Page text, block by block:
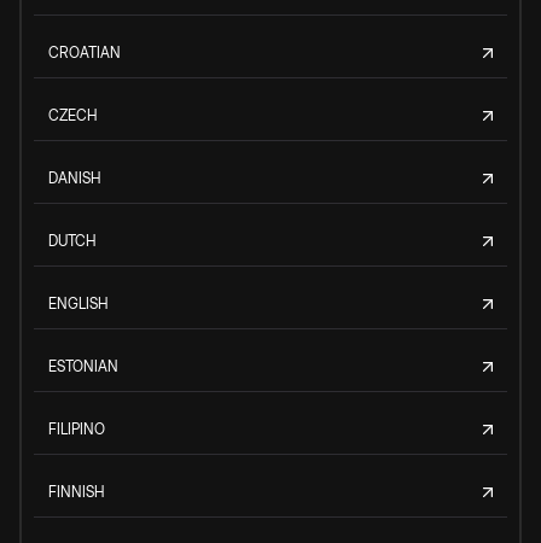
CROATIAN
CZECH
DANISH
DUTCH
ENGLISH
ESTONIAN
FILIPINO
FINNISH